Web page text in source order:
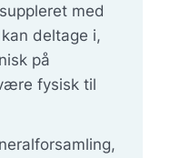
med
deltage i,
på
fysisk til